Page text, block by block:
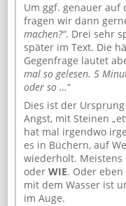
Um ggf. genauer auf
fragen wir dann
machen?“. Drei sehr
später im Text. Die
Gegenfrage lautet
mal so gelesen. 5
oder so …“
Dies ist der
Angst, mit Steinen
hat mal irgendwo
es in Büchern, auf
wiederholt.
oder WIE. Oder eben
mit dem Wasser ist
im Auge.